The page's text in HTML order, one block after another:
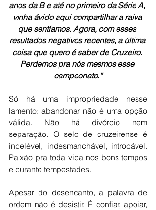
anos da B e até no primeiro da Série A,
vinha ávido aqui compartilhar a raiva
que sentíamos. Agora, com esses
resultados negativos recentes, a última
coisa que quero é saber de Cruzeiro.
Perdemos pra nós mesmos esse
campeonato.”
Só há uma impropriedade nesse
lamento: abandonar não é uma opção
válida. Não há divórcio nem
separação. O selo de cruzeirense é
indelével, indesmanchável, introcável.
Paixão pra toda vida nos bons tempos
e durante tempestades.
Apesar do desencanto, a palavra de
ordem não é desistir. É confiar, apoiar,